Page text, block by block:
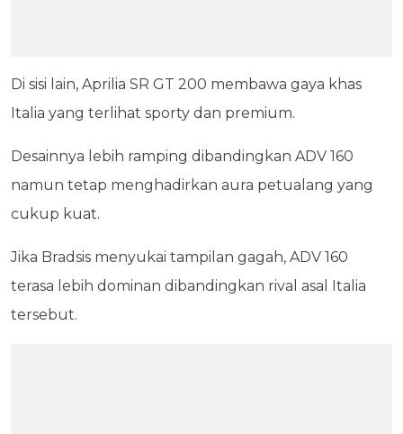
Di sisi lain, Aprilia SR GT 200 membawa gaya khas
Italia yang terlihat sporty dan premium.
Desainnya lebih ramping dibandingkan ADV 160
namun tetap menghadirkan aura petualang yang
cukup kuat.
Jika Bradsis menyukai tampilan gagah, ADV 160
terasa lebih dominan dibandingkan rival asal Italia
tersebut.